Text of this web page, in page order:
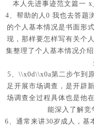
本人先进事迹范文篇一
4、帮助的人0 我也去答题
的个人基本情况是书面形
现，那样要怎样写有关个
集整理了个人基本情况介
5、\\x0d\\x0a第二步乍到
足开展市场调查，是开辟
场调查全过程具体也是他
能深入了解竞
6、通常来讲30岁成人，基